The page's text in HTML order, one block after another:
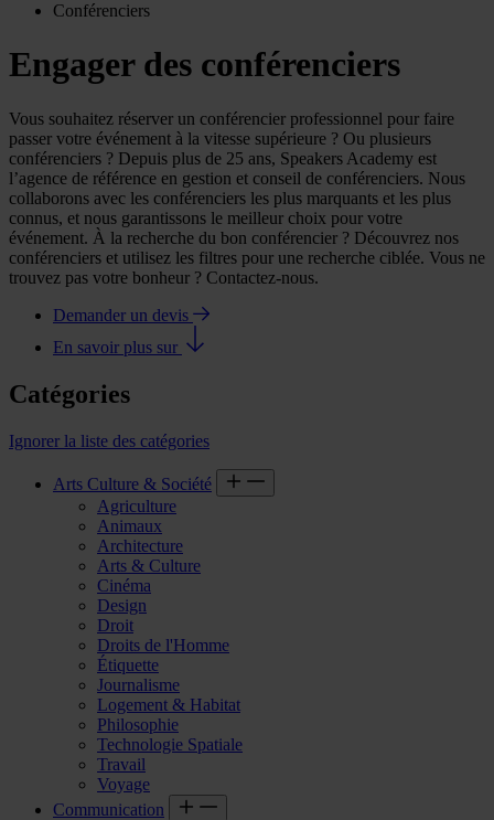
Conférenciers
Engager des conférenciers
Vous souhaitez réserver un conférencier professionnel pour faire
passer votre événement à la vitesse supérieure ? Ou plusieurs
conférenciers ? Depuis plus de 25 ans, Speakers Academy est
l’agence de référence en gestion et conseil de conférenciers. Nous
collaborons avec les conférenciers les plus marquants et les plus
connus, et nous garantissons le meilleur choix pour votre
événement. À la recherche du bon conférencier ? Découvrez nos
conférenciers et utilisez les filtres pour une recherche ciblée. Vous ne
trouvez pas votre bonheur ? Contactez-nous.
Demander un devis
En savoir plus sur
Catégories
Ignorer la liste des catégories
Arts Culture & Société
Agriculture
Animaux
Architecture
Arts & Culture
Cinéma
Design
Droit
Droits de l'Homme
Étiquette
Journalisme
Logement & Habitat
Philosophie
Technologie Spatiale
Travail
Voyage
Communication